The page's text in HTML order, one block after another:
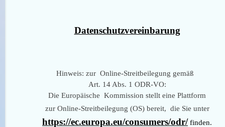
Datenschutzvereinbarung
Hinweis: zur Online-Streitbeilegung gemäß
Art. 14 Abs. 1 ODR-VO:
Die Europäische Kommission stellt eine Plattform
zur Online-Streitbeilegung (OS) bereit, die Sie unter
https://ec.europa.eu/consumers/odr/ finden.